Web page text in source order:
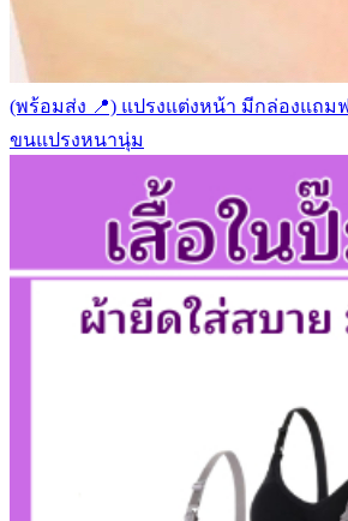
(พร้อมส่ง 📍) แปรงแต่งหน้า มีกล่องแถมฟ
ขนแปรงหนานุ่ม